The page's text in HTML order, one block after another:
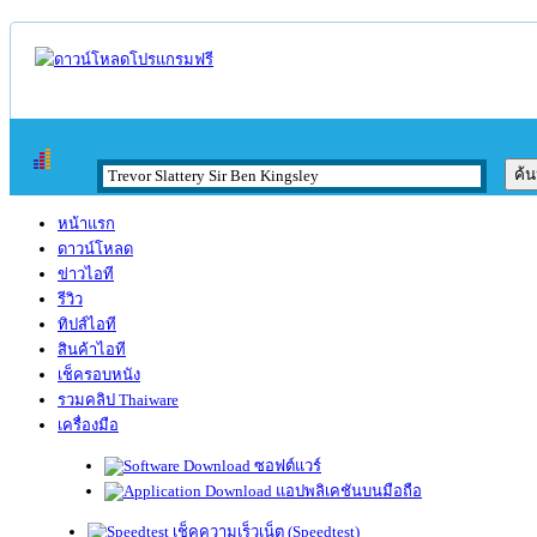
หน้าแรก
ดาวน์โหลด
ข่าวไอที
รีวิว
ทิปส์ไอที
สินค้าไอที
เช็ครอบหนัง
รวมคลิป Thaiware
เครื่องมือ
ซอฟต์แวร์
แอปพลิเคชันบนมือถือ
เช็คความเร็วเน็ต (Speedtest)